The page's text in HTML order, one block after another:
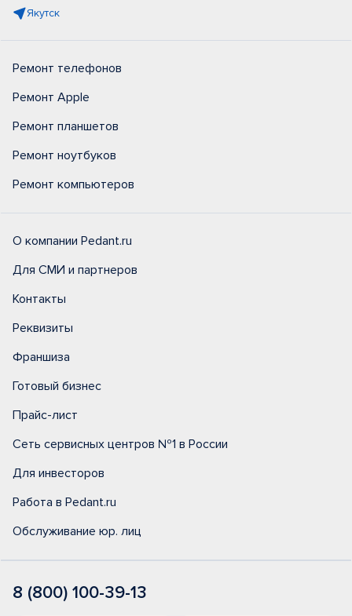
Якутск
Ремонт телефонов
Ремонт Apple
Ремонт планшетов
Ремонт ноутбуков
Ремонт компьютеров
О компании Pedant.ru
Для СМИ и партнеров
Контакты
Реквизиты
Франшиза
Готовый бизнес
Прайс-лист
Сеть сервисных центров №1 в России
Для инвесторов
Работа в Pedant.ru
Обслуживание юр. лиц
8 (800) 100-39-13